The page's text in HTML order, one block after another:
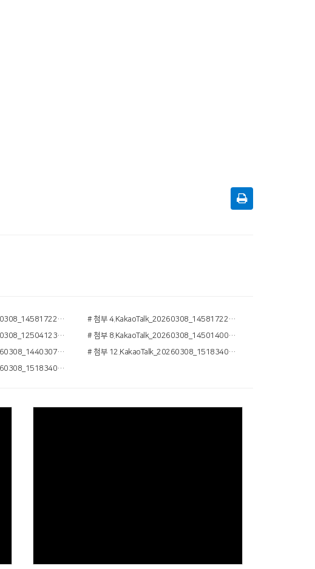
# 첨부 3.KakaoTalk_20260308_145817221_10.jpg
# 첨부 4.KakaoTalk_20260308_145817221_13.jpg
# 첨부 7.KakaoTalk_20260308_125041232_03.jpg
# 첨부 8.KakaoTalk_20260308_145014001_03.jpg
# 첨부 11.KakaoTalk_20260308_144030772_11.jpg
# 첨부 12.KakaoTalk_20260308_151834011_01.jpg
# 첨부 15.KakaoTalk_20260308_151834011_08.jpg